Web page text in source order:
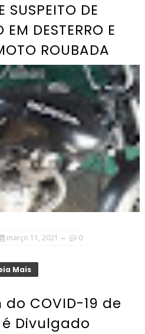
SUSPEITO DE
DESTERRO E
ROUBADA
março 11, 2021 0
Mais
COVID-19 de
Divulgado